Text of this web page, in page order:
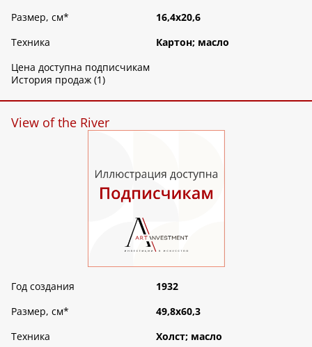
Размер, см*
16,4х20,6
Техника
Картон; масло
Цена доступна подписчикам
История продаж (1)
View of the River
Год создания
1932
Размер, см*
49,8х60,3
Техника
Холст; масло